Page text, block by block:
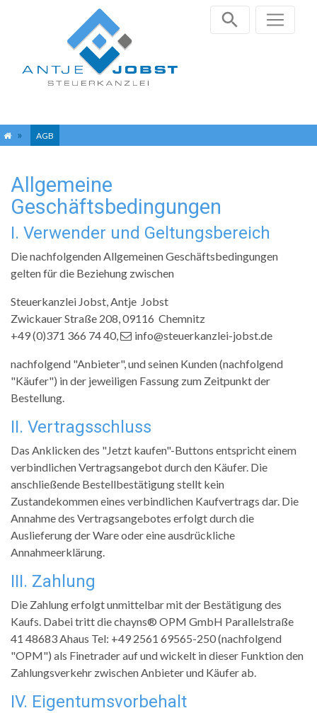
Zum
Inhalt
AGB
Allgemeine
Geschäftsbedingungen
I. Verwender und Geltungsbereich
Die nachfolgenden Allgemeinen Geschäftsbedingungen
gelten für die Beziehung zwischen
Steuerkanzlei Jobst,Antje Jobst
Zwickauer Straße 208,09116 Chemnitz
+49 (0)371 366 74 40, info@steuerkanzlei-jobst.de
nachfolgend "Anbieter", und seinen Kunden (nachfolgend
"Käufer") in der jeweiligen Fassung zum Zeitpunkt der
Bestellung.
II. Vertragsschluss
Das Anklicken des "Jetzt kaufen"-Buttons entspricht einem
verbindlichen Vertragsangebot durch den Käufer. Die
anschließende Bestellbestätigung stellt kein
Zustandekommen eines verbindlichen Kaufvertrags dar. Die
Annahme des Vertragsangebotes erfolgt durch die
Auslieferung der Ware oder eine ausdrückliche
Annahmeerklärung.
III. Zahlung
Die Zahlung erfolgt unmittelbar mit der Bestätigung des
Kaufs. Dabei tritt die chayns® OPM GmbH Parallelstraße
41 48683 Ahaus Tel: +49 2561 69565-250 (nachfolgend
"OPM") als Finetrader auf und wickelt in dieser Funktion den
Zahlungsverkehr zwischen Anbieter und Käufer ab.
IV. Eigentumsvorbehalt